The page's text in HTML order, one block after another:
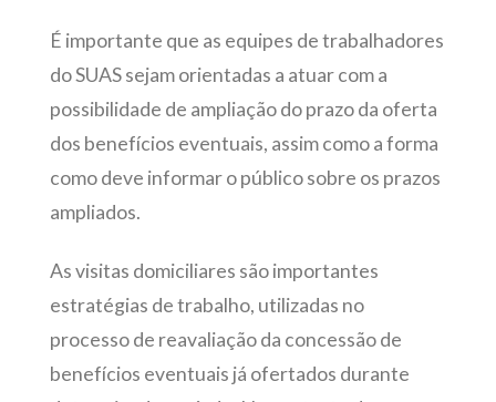
É importante que as equipes de trabalhadores
do SUAS sejam orientadas a atuar com a
possibilidade de ampliação do prazo da oferta
dos benefícios eventuais, assim como a forma
como deve informar o público sobre os prazos
ampliados.
As visitas domiciliares são importantes
estratégias de trabalho, utilizadas no
processo de reavaliação da concessão de
benefícios eventuais já ofertados durante